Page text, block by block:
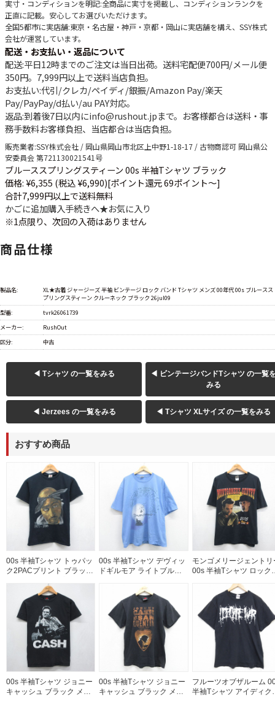
実寸・コンディションを明記:全商品に実寸を掲載し、コンディションランクを
正直に記載。安心してお選びいただけます。
全国5都市に実店舗:東京・名古屋・神戸・京都・岡山に実店舗を構え、SSY株式
会社が運営しています。
配送・お支払い・返品について
配送:平日12時までのご注文は当日出荷。送料宅配便700円/メール便
350円。 7,999円以上で送料当店負担。
お支払い:代引/クレカ/ペイディ/銀振/Amazon Pay/楽天
Pay/PayPay/d払い/au PAY対応。
返品:到着後7日以内にinfo@rushout.jpまで。お客様都合は送料・事
務手数料お客様負担、当店都合は当店負担。
販売業者:SSY株式会社 / 岡山県岡山市北区上中野1-18-17 / 古物商認可 岡山県公
安委員会 第721130021541号
ブルーススプリングスティーン 00s 半袖Tシャツ ブラック
価格: ¥6,355 (税込 ¥6,990)[ポイント還元 69ポイント～]
合計7,999円以上で送料無料
かごに追加購入手続きへ★お気に入り
※1点限り、次回の入荷はありません
商品仕様
製品名:
XL★古着 ジャージーズ 半袖 ビンテージ ロック バンド Tシャツ メンズ 00年代 00s ブルースス
プリングスティーン クルーネック ブラック 26jul09
型番:
tvrk26061739
メーカー:
RushOut
区分:
中古
◀ Tシャツ の一覧をみる
◀ ビンテージバンドTシャツ の一覧
みる
◀ Jerzees の一覧をみる ◀ Tシャツ XLサイズ の一覧をみる
おすすめ商品
00s 半袖Tシャツ トゥパッ
ク2PACプリント ブラック
00s 半袖Tシャツ デヴィッ
ドギルモア ライトブルー
モンゴメリージェントリ
00s 半袖Tシャツ ロック
00s 半袖Tシャツ ジョニー
キャッシュ ブラック メン
00s 半袖Tシャツ ジョニー
キャッシュ ブラック メン
フルーツオブザルーム
半袖Tシャツ アイディク